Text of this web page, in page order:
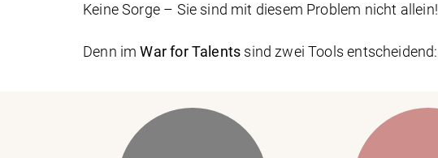
Keine Sorge – Sie sind mit diesem Problem nicht allein!
Denn imWar for Talents sind zwei Tools entscheidend: